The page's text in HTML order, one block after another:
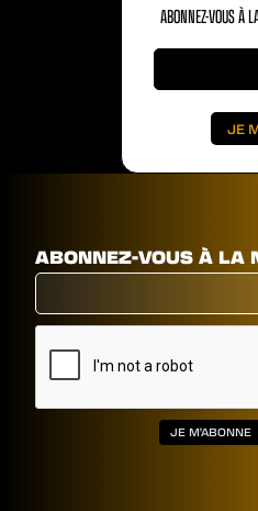
ABONNEZ-VOUS À
ABONNEZ-VOUS À LA